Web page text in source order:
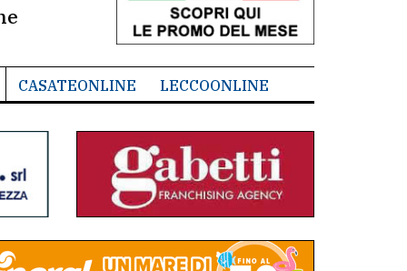
CASATEONLINE LECCOONLINE